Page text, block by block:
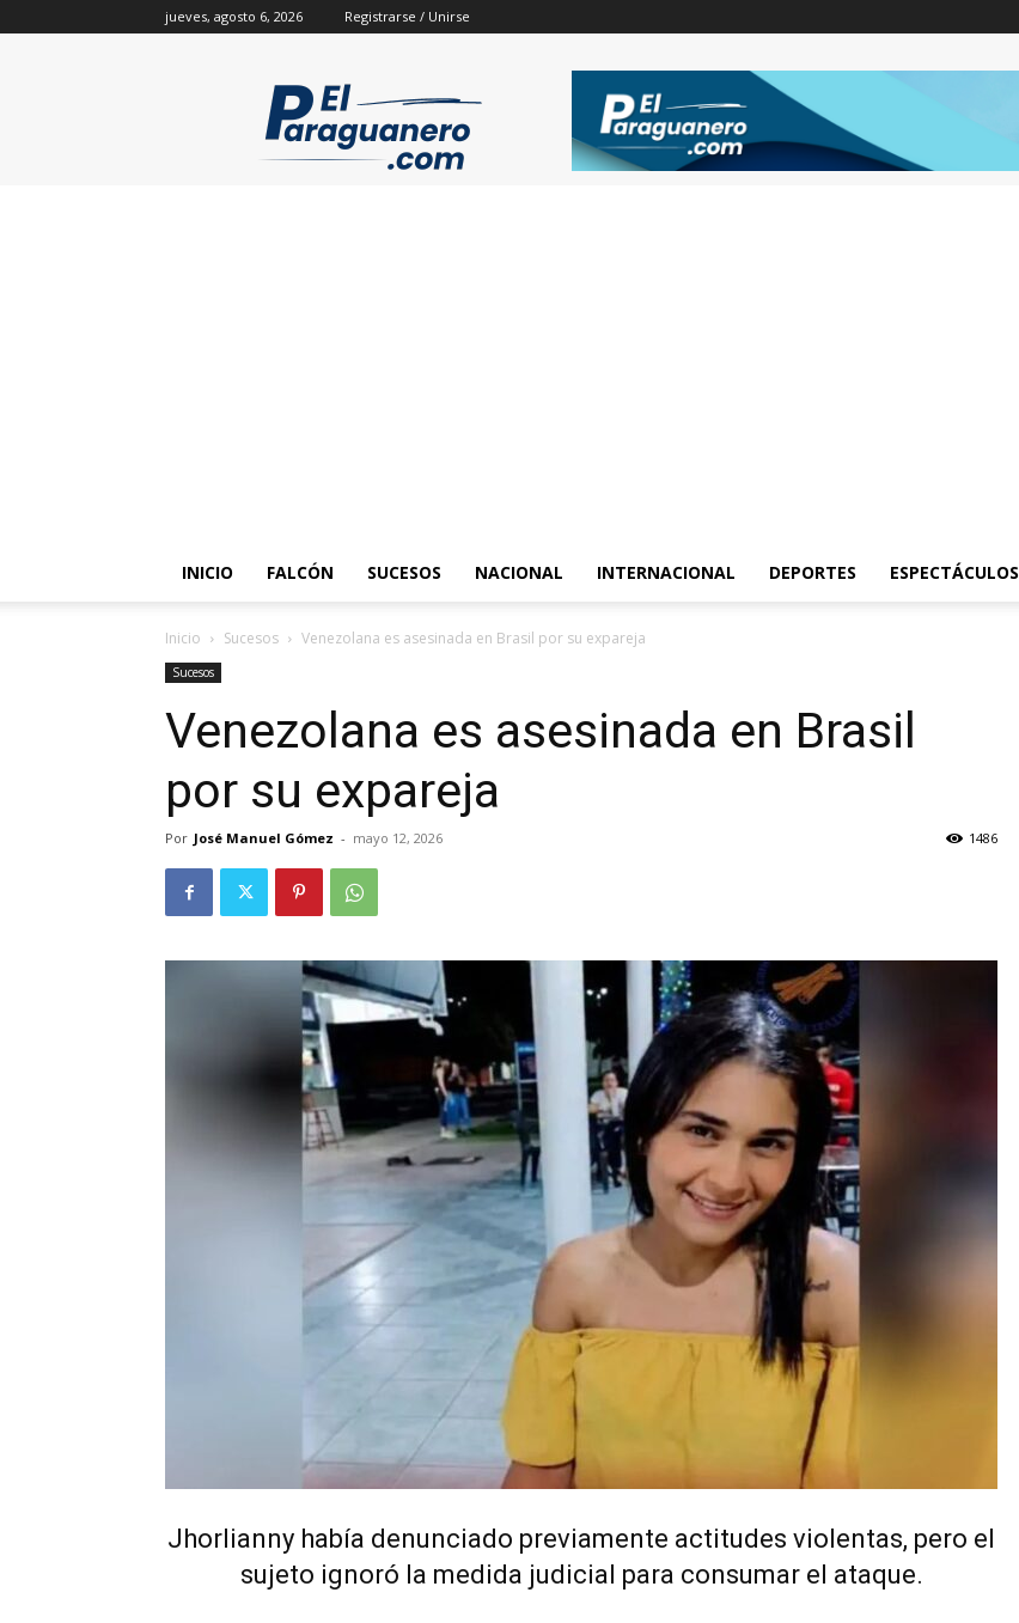
jueves, agosto 6, 2026 Registrarse / Unirse
INICIO FALCÓN SUCESOS NACIONAL INTERNACIONAL DEPORTES ESPECTÁCULOS
Inicio Sucesos Venezolana es asesinada en Brasil por su expareja
Sucesos
Venezolana es asesinada en Brasil
por su expareja
Por José Manuel Gómez - mayo 12, 2026 1486
Jhorlianny había denunciado previamente actitudes violentas, pero el
sujeto ignoró la medida judicial para consumar el ataque.